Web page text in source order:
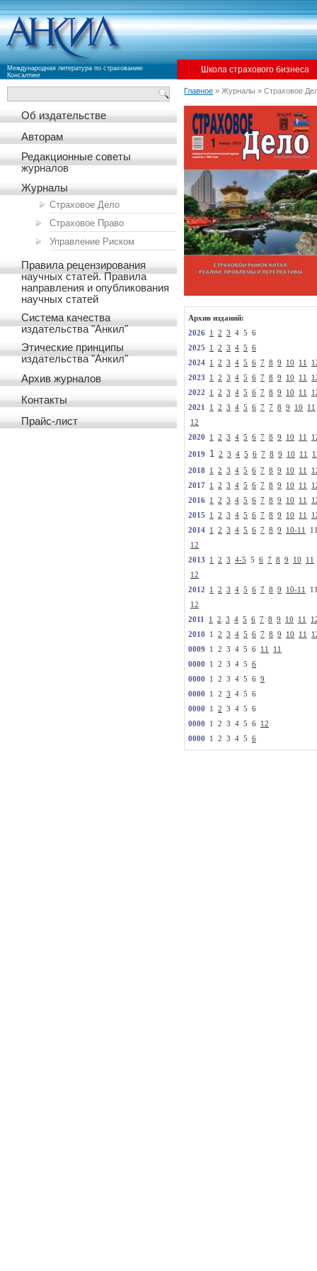
Международная литература по страхованию
Консалтинг
Школа страхового бизнеса
Об издательстве
Авторам
Редакционные советы
журналов
Журналы
Страховое Дело
Страховое Право
Управление Риском
Правила рецензирования
научных статей. Правила
направления и опубликования
научных статей
Система качества
издательства "Анкил"
Этические принципы
издательства "Анкил"
Архив журналов
Контакты
Прайс-лист
Главное » Журналы » Страховое
Архив изданий:
2026
1 2 3 4 5 6
2025
1 2 3 4 5
6
2024
1 2 3 4 5 6 7 8 9 10 11
2023
1 2 3 4 5 6 7 8 9 10 11
2022
1 2 3 4 5 6 7 8 9 10 11
2021
1 2 3 4 5 6 7 7 8 9 10
11
12
2020
1 2 3 4 5 6 7 8 9 10 11
2019 1 2 3 4 5 6 7 8 9 10 11
2018 1 2 3 4 5 6 7 8 9 10 11
2017
1 2 3 4 5 6 7 8 9 10 11
2016
1 2 3 4 5 6 7 8 9 10 11
2015
1 2 3 4 5 6 7 8 9 10 11
2014
1 2 3 4 5 6 7 8 9 10-11
12
2013
1 2 3 4-5 5 6 7 8 9 10
11
12
2012
1 2 3 4 5 6 7 8 9 10-11
12
2011
1 2 3 4 5 6 7 8 9 10 11
2010 1 2 3 4 5 6 7 8 9 10 11
0009 1 2 3 4 5 6 11
11
0000 1 2 3 4 5 6
0000 1 2 3 4 5 6 9
0000 1 2 3 4 5 6
0000 1 2 3 4 5 6
0000 1 2 3 4 5 6 12
0000 1 2 3 4 5 6